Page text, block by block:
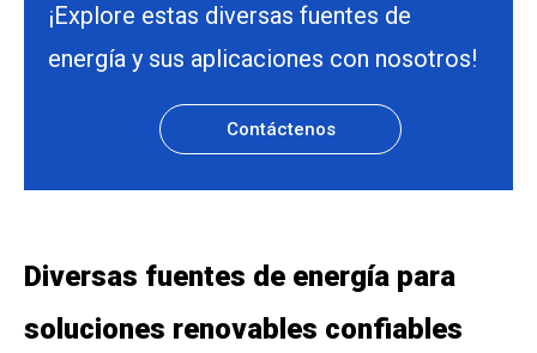
¡Explore estas diversas fuentes de
energía y sus aplicaciones con nosotros!
Contáctenos
Diversas fuentes de energía para
soluciones renovables confiables